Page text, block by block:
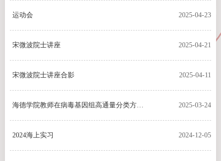
运动会 2025-04-23
宋微波院士讲座 2025-04-21
宋微波院士讲座合影 2025-04-11
海德学院教师在病毒基因组高通量分类方法上取得重要进展 2025-03-24
2024海上实习 2024-12-05